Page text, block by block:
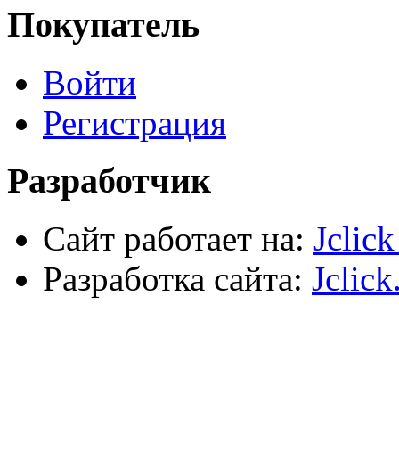
Наждачная бумага
Хозтовары
Электрика, осветительное оборудование
Пена и герметики
Автомобильный инструмент
Сварочное оборудование
Силовое оборудование
Покупатель
Войти
Регистрация
Разработчик
Сайт работает на:
Разработка сайта: